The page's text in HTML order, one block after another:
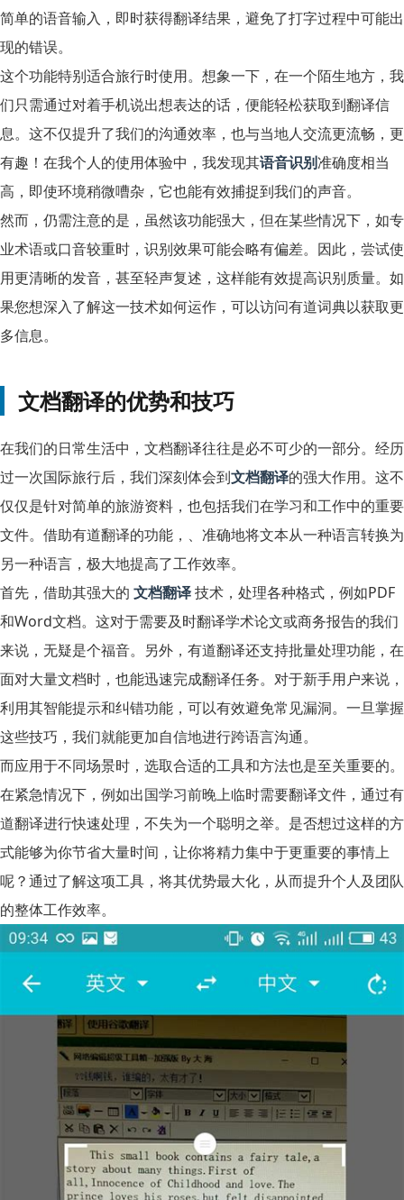
简单的语音输入，即时获得翻译结果，避免了打字过程中可能出
现的错误。
这个功能特别适合旅行时使用。想象一下，在一个陌生地方，我
们只需通过对着手机说出想表达的话，便能轻松获取到翻译信
息。这不仅提升了我们的沟通效率，也与当地人交流更流畅，更
有趣！在我个人的使用体验中，我发现其语音识别准确度相当
高，即使环境稍微嘈杂，它也能有效捕捉到我们的声音。
然而，仍需注意的是，虽然该功能强大，但在某些情况下，如专
业术语或口音较重时，识别效果可能会略有偏差。因此，尝试使
用更清晰的发音，甚至轻声复述，这样能有效提高识别质量。如
果您想深入了解这一技术如何运作，可以访问有道词典以获取更
多信息。
文档翻译的优势和技巧
在我们的日常生活中，文档翻译往往是必不可少的一部分。经历
过一次国际旅行后，我们深刻体会到文档翻译的强大作用。这不
仅仅是针对简单的旅游资料，也包括我们在学习和工作中的重要
文件。借助有道翻译的功能，、准确地将文本从一种语言转换为
另一种语言，极大地提高了工作效率。
首先，借助其强大的 文档翻译技术，处理各种格式，例如PDF
和Word文档。这对于需要及时翻译学术论文或商务报告的我们
来说，无疑是个福音。另外，有道翻译还支持批量处理功能，在
面对大量文档时，也能迅速完成翻译任务。对于新手用户来说，
利用其智能提示和纠错功能，可以有效避免常见漏洞。一旦掌握
这些技巧，我们就能更加自信地进行跨语言沟通。
而应用于不同场景时，选取合适的工具和方法也是至关重要的。
在紧急情况下，例如出国学习前晚上临时需要翻译文件，通过有
道翻译进行快速处理，不失为一个聪明之举。是否想过这样的方
式能够为你节省大量时间，让你将精力集中于更重要的事情上
呢？通过了解这项工具，将其优势最大化，从而提升个人及团队
的整体工作效率。